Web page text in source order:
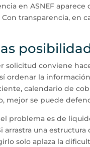
en ASNEF
transparencia, en
solicitud conviene
ordenar la
calendario de
mejor se puede
problema es de
arrastra una
solo aplaza la